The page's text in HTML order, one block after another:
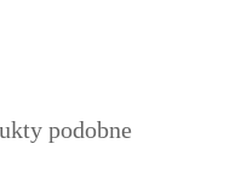
podobne